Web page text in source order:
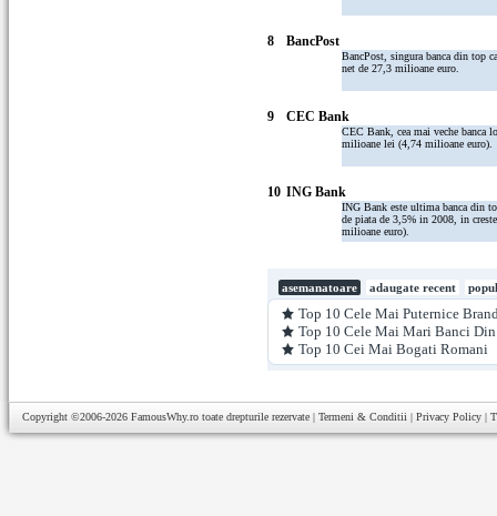
8 BancPost
BancPost, singura banca din top
net de 27,3 milioane euro.
9 CEC Bank
CEC Bank, cea mai veche banca
milioane lei (4,74 milioane euro).
10 ING Bank
ING Bank este ultima banca din
de piata de 3,5% in 2008, in
milioane euro).
asemanatoare adaugate recent
Top 10 Cele Mai Puternice
Top 10 Cele Mai Mari Banci
Top 10 Cei Mai Bogati Romani
Copyright ©2006-2026 FamousWhy.ro toate drepturile rezervate | Termeni & Conditii | Privacy Policy |